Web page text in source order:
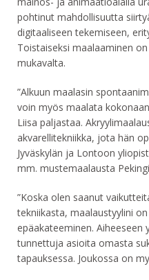
pohtinut mahdollisuutta
digitaaliseen tekemiseen,
Toistaiseksi maalaaminen
mukavalta.
”Alkuun maalasin
voin myös maalata
Liisa paljastaa.
akvarellitekniikka, jota hän
Jyväskylän ja Lontoon
mm. mustemaalausta
”Koska olen saanut
tekniikasta, maalaustyylini
epäakateeminen.
tunnettuja asioita omasta
tapauksessa. Joukossa on